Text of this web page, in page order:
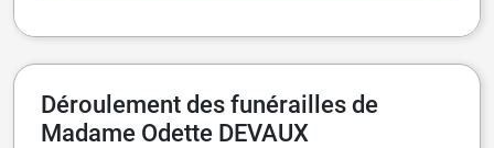
Déroulement des funérailles de
Madame Odette DEVAUX